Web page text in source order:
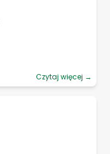
Czytaj więcej →